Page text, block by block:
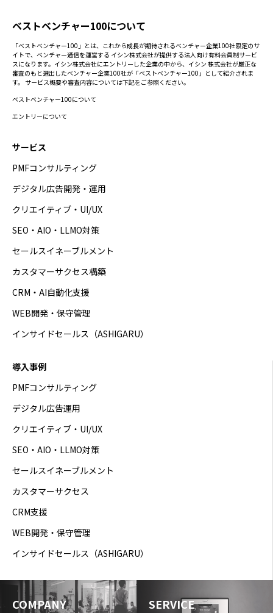
ベストベンチャー100について
「ベストベンチャー100」とは、これから成長が期待されるベンチャー企業100社限定のサ
イトで、ベンチャー通信を運営する イシン株式会社が提供する法人向け有料会員制サービ
スになります。イシン株式会社にエントリーした企業の中から、イシン 株式会社が厳正な
審査のもと選出したベンチャー企業100社が「ベストベンチャー100」として紹介されま
す。 サービス概要や審査内容については下記をご参照ください。
ベストベンチャー100について
エントリーについて
サービス
PMFコンサルティング
デジタル広告開発・運用
クリエイティブ・UI/UX
SEO・AIO・LLMO対策
セールスイネーブルメント
カスタマーサクセス構築
CRM・AI自動化支援
WEB開発・保守管理
インサイドセールス（ASHIGARU）
導入事例
PMFコンサルティング
デジタル広告運用
クリエイティブ・UI/UX
SEO・AIO・LLMO対策
セールスイネーブルメント
カスタマーサクセス
CRM支援
WEB開発・保守管理
インサイドセールス（ASHIGARU）
COMPANY SERVICE